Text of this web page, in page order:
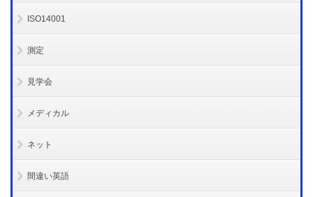
ISO14001
測定
見学会
メディカル
ネット
間違い英語